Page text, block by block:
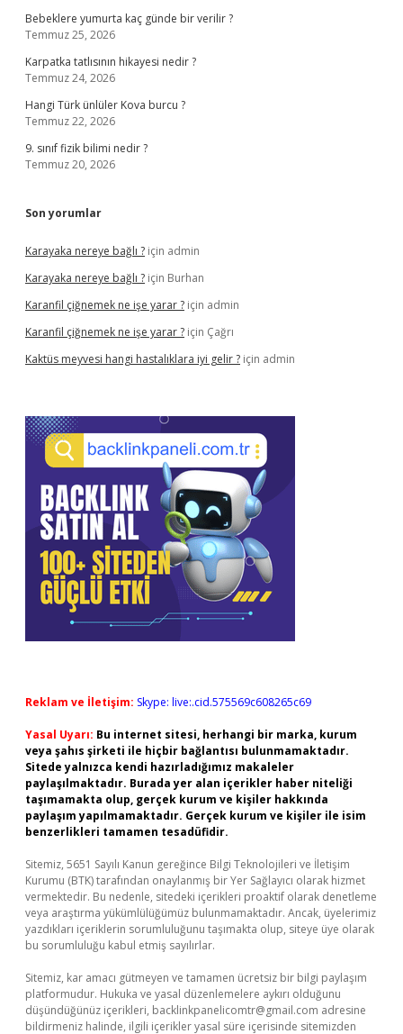
Bebeklere yumurta kaç günde bir verilir ?
Temmuz 25, 2026
Karpatka tatlısının hikayesi nedir ?
Temmuz 24, 2026
Hangi Türk ünlüler Kova burcu ?
Temmuz 22, 2026
9. sınıf fizik bilimi nedir ?
Temmuz 20, 2026
Son yorumlar
Karayaka nereye bağlı ? için admin
Karayaka nereye bağlı ? için Burhan
Karanfil çiğnemek ne işe yarar ? için admin
Karanfil çiğnemek ne işe yarar ? için Çağrı
Kaktüs meyvesi hangi hastalıklara iyi gelir ? için admin
Reklam ve İletişim: Skype: live:.cid.575569c608265c69
Yasal Uyarı: Bu internet sitesi, herhangi bir marka, kurum
veya şahıs şirketi ile hiçbir bağlantısı bulunmamaktadır.
Sitede yalnızca kendi hazırladığımız makaleler
paylaşılmaktadır. Burada yer alan içerikler haber niteliği
taşımamakta olup, gerçek kurum ve kişiler hakkında
paylaşım yapılmamaktadır. Gerçek kurum ve kişiler ile isim
benzerlikleri tamamen tesadüfidir.
Sitemiz, 5651 Sayılı Kanun gereğince Bilgi Teknolojileri ve İletişim
Kurumu (BTK) tarafından onaylanmış bir Yer Sağlayıcı olarak hizmet
vermektedir. Bu nedenle, sitedeki içerikleri proaktif olarak denetleme
veya araştırma yükümlülüğümüz bulunmamaktadır. Ancak, üyelerimiz
yazdıkları içeriklerin sorumluluğunu taşımakta olup, siteye üye olarak
bu sorumluluğu kabul etmiş sayılırlar.
Sitemiz, kar amacı gütmeyen ve tamamen ücretsiz bir bilgi paylaşım
platformudur. Hukuka ve yasal düzenlemelere aykırı olduğunu
düşündüğünüz içerikleri, backlinkpanelicomtr@gmail.com adresine
bildirmeniz halinde, ilgili içerikler yasal süre içerisinde sitemizden